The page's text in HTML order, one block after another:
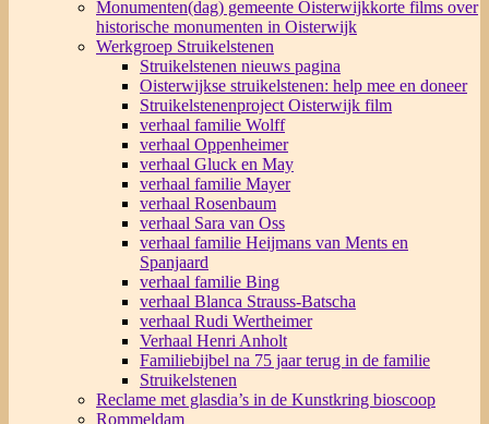
Monumenten(dag) gemeente Oisterwijkkorte films over
historische monumenten in Oisterwijk
Werkgroep Struikelstenen
Struikelstenen nieuws pagina
Oisterwijkse struikelstenen: help mee en doneer
Struikelstenenproject Oisterwijk film
verhaal familie Wolff
verhaal Oppenheimer
verhaal Gluck en May
verhaal familie Mayer
verhaal Rosenbaum
verhaal Sara van Oss
verhaal familie Heijmans van Ments en
Spanjaard
verhaal familie Bing
verhaal Blanca Strauss-Batscha
verhaal Rudi Wertheimer
Verhaal Henri Anholt
Familiebijbel na 75 jaar terug in de familie
Struikelstenen
Reclame met glasdia’s in de Kunstkring bioscoop
Rommeldam